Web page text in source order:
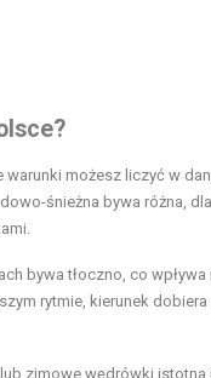
możesz liczyć w
śnieżna bywa różna,
bywa tłoczno, co
rytmie, kierunek
zimowe wędrówki istotna